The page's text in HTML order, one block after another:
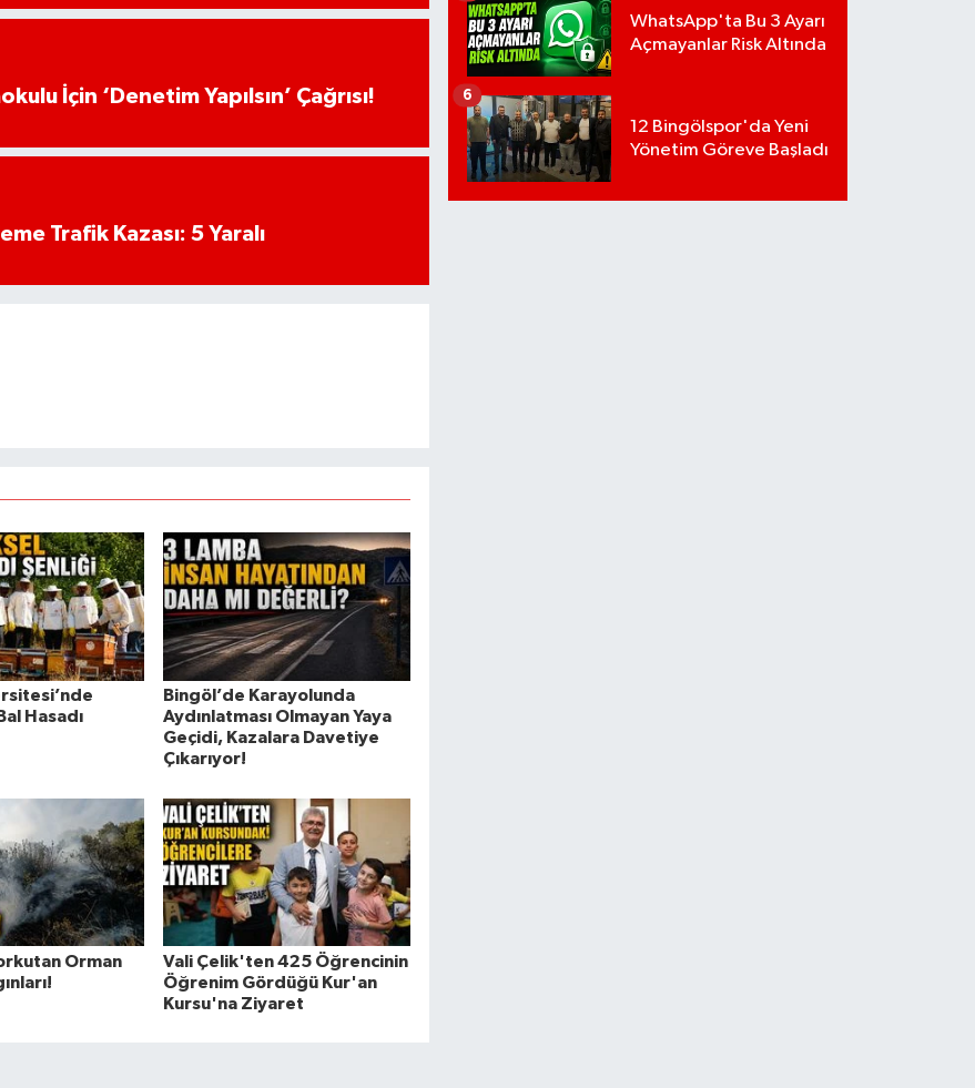
İçin ‘Denetim Yapılsın’ Çağrısı!
Trafik Kazası: 5 Yaralı
Hasadı
Bingöl’de Karayolunda
Aydınlatması Olmayan Yaya
Geçidi, Kazalara Davetiye
Çıkarıyor!
Orman
Vali Çelik'ten 425 Öğrencinin
Öğrenim Gördüğü Kur'an
Kursu'na Ziyaret
WhatsApp'ta Bu 3 Ayarı
Açmayanlar Risk Altında
12 Bingölspor'da Yeni
Yönetim Göreve Başladı
6